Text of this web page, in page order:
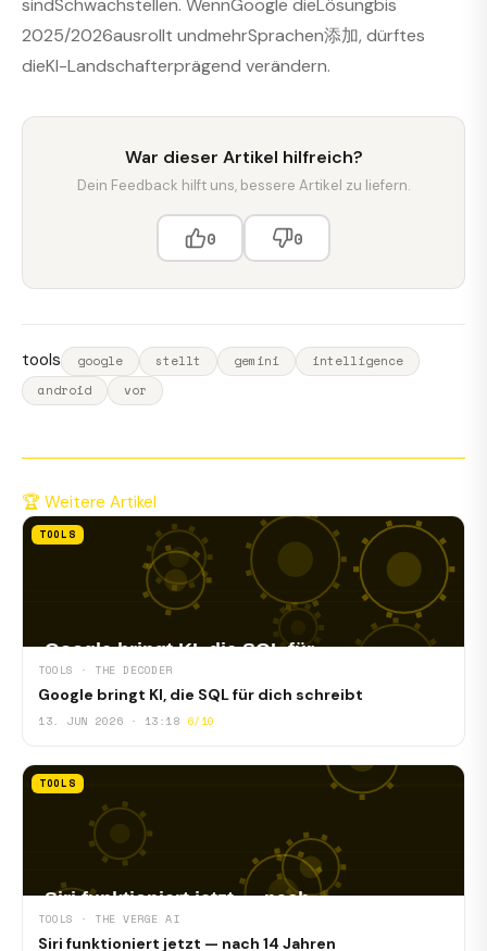
sindSchwachstellen. WennGoogle dieLösungbis
2025/2026ausrollt undmehrSprachen添加, dürftes
dieKI-Landschafterprägend verändern.
War dieser Artikel hilfreich?
Dein Feedback hilft uns, bessere Artikel zu liefern.
0 0
tools google stellt gemini
intelligence
android
vor
🏆 Weitere Artikel
TOOLS
TOOLS · THE DECODER
Google bringt KI, die SQL für dich schreibt
13. JUN 2026 · 13:18 6/10
TOOLS
TOOLS · THE VERGE AI
Siri funktioniert jetzt — nach 14 Jahren